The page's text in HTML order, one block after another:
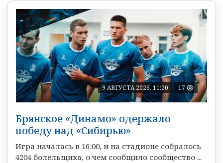
9 АВГУСТА 2026, 11:20 17
Брянское «Динамо» одержало
победу над «Сибирью»
Игра началась в 16:00, и на стадионе собралось
4204 болельщика, о чем сообщило сообщество ...